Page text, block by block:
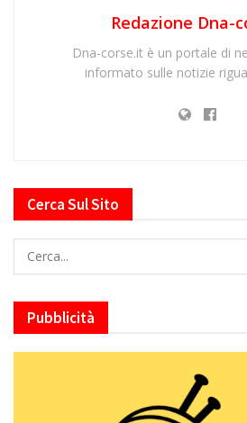
Redazione Dna-
Dna-corse.it è un portale di
informato sulle notizie
Cerca Sul Sito
Pubblicità